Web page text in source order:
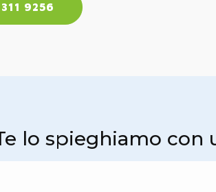
9256
lo spieghiamo con